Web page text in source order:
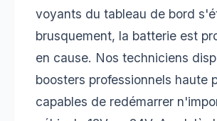
voyants du tableau de bord
brusquement, la batterie est
en cause. Nos techniciens
boosters professionnels haute
capables de redémarrer